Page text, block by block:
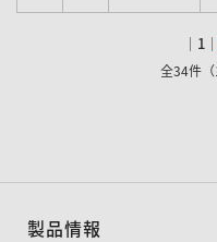
｜ 1 ｜
全34件（
製品情報